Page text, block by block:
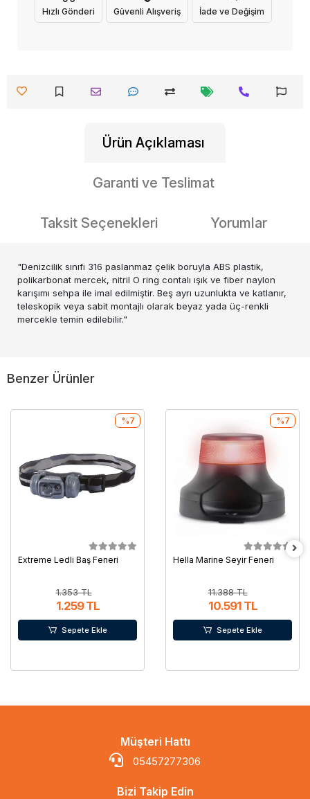
Hızlı Gönderi Güvenli Alışveriş İade ve Değişim
Ürün Açıklaması
Garanti ve Teslimat
Taksit Seçenekleri Yorumlar
"Denizcilik sınıfı 316 paslanmaz çelik boruyla ABS plastik,
polikarbonat mercek, nitril O ring contalı ışık ve fiber naylon
karışımı sehpa ile imal edilmiştir. Beş ayrı uzunlukta ve katlanır,
teleskopik veya sabit montajlı olarak beyaz yada üç-renkli
mercekle temin edilebilir."
Benzer Ürünler
Extreme Ledli Baş Feneri
1.353 TL
1.259 TL
%7
Sepete Ekle
Hella Marine Seyir Feneri
11.388 TL
10.591 TL
%7
Sepete Ekle
Müşteri Hattı
05457277306
Bizi Takip Edin